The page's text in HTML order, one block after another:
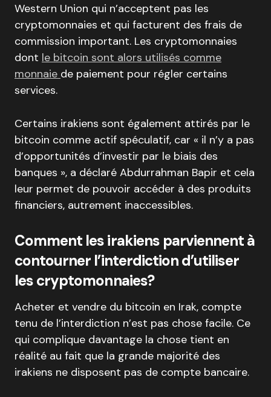
Western Union qui n’acceptent pas les
cryptomonnaies et qui facturent des frais de
commission important. Les cryptomonnaies
dont le bitcoin sont alors utilisés comme
monnaie de paiement pour régler certains
services.
Certains irakiens sont également attirés par le
bitcoin comme actif spéculatif, car « il n’y a pas
d’opportunités d’investir par le biais des
banques », a déclaré Abdurrahman Bapir et cela
leur permet de pouvoir accéder à des produits
financiers, autrement inaccessibles.
Comment les irakiens parviennent à
contourner l’interdiction d’utiliser
les cryptomonnaies?
Acheter et vendre du bitcoin en Irak, compte
tenu de l’interdiction n’est pas chose facile. Ce
qui complique davantage la chose tient en
réalité au fait que la grande majorité des
irakiens ne disposent pas de compte bancaire.